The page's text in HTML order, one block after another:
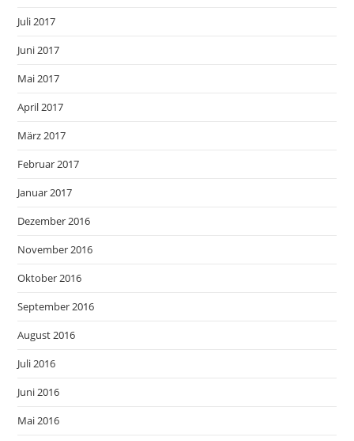
Juli 2017
Juni 2017
Mai 2017
April 2017
März 2017
Februar 2017
Januar 2017
Dezember 2016
November 2016
Oktober 2016
September 2016
August 2016
Juli 2016
Juni 2016
Mai 2016